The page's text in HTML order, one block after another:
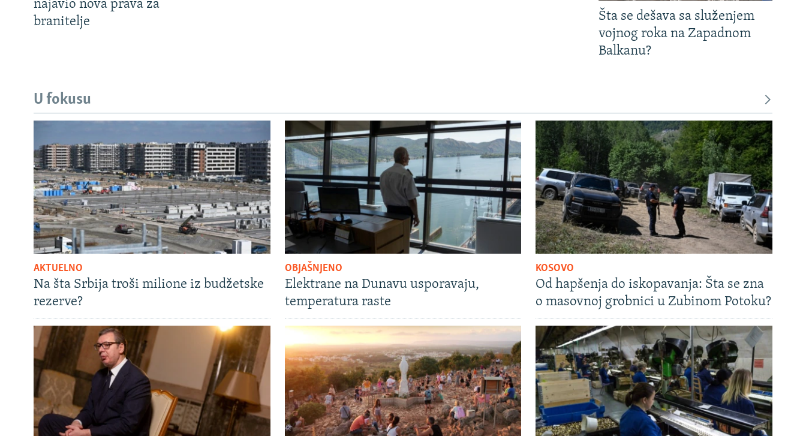
najavio nova prava za
branitelje
Šta se dešava sa služenjem
vojnog roka na Zapadnom
Balkanu?
U fokusu
AKTUELNO
Na šta Srbija troši milione iz budžetske
rezerve?
OBJAŠNJENO
Elektrane na Dunavu usporavaju,
temperatura raste
KOSOVO
Od hapšenja do iskopavanja: Šta se zna
o masovnoj grobnici u Zubinom Potoku?